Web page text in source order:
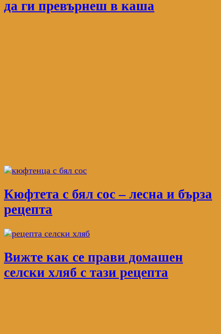
да ги превърнеш в каша
Кюфтета с бял сос – лесна и бърза
рецепта
Вижте как се прави домашен
селски хляб с тази рецепта